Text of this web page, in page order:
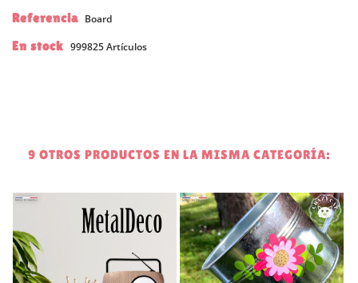
Referencia Board
En stock 999825 Artículos
9 OTROS PRODUCTOS EN LA MISMA CATEGORÍA: